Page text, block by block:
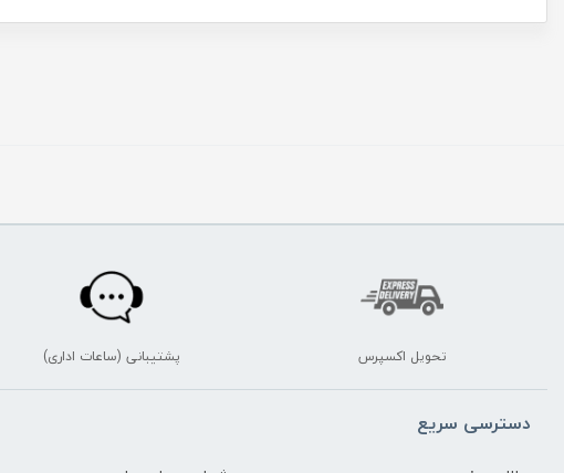
تحویل اکسپرس پشتیبانی (ساعات اداری)
دسترسی سریع